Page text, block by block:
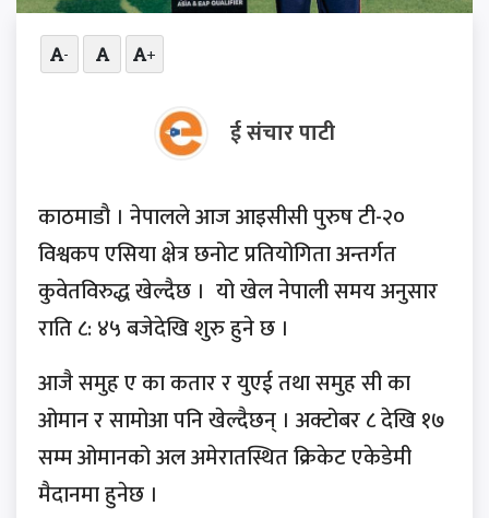
- +
ई संचार पाटी
काठमाडौ । नेपालले आज आइसीसी पुरुष टी-२०
विश्वकप एसिया क्षेत्र छनोट प्रतियोगिता अन्तर्गत
कुवेतविरुद्ध खेल्दैछ । यो खेल नेपाली समय अनुसार
राति ८: ४५ बजेदेखि शुरु हुने छ ।
आजै समुह ए का कतार र युएई तथा समुह सी का
ओमान र सामोआ पनि खेल्दैछन् । अक्टोबर ८ देखि १७
सम्म ओमानको अल अमेरातस्थित क्रिकेट एकेडेमी
मैदानमा हुनेछ ।